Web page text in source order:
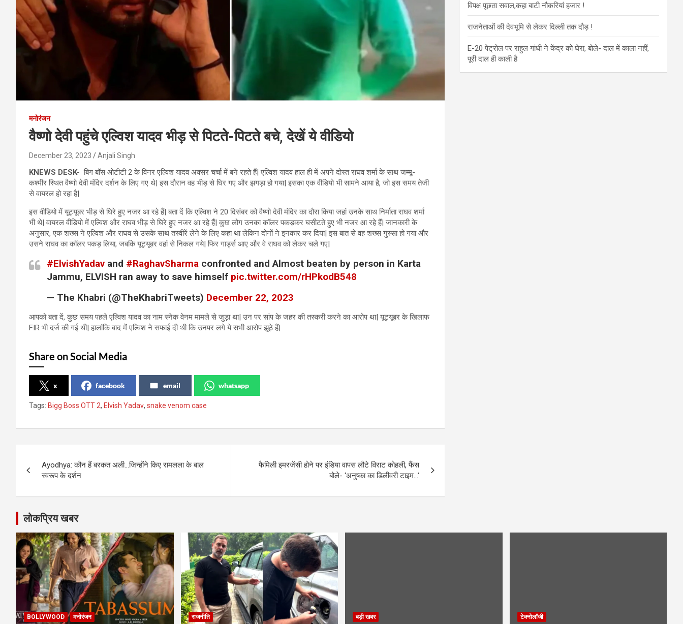
मनोरंजन
वैष्णो देवी पहुंचे एल्विश यादव भीड़ से पिटते-पिटते बचे, देखें ये वीडियो
December 23, 2023 Anjali Singh
KNEWS DESK- बिग बॉस ओटीटी 2 के विनर एल्विश यादव अक्सर चर्चा में बने रहते हैं| एल्विश यादव हाल ही में अपने दोस्त राघव शर्मा के साथ जम्मू-
कश्मीर स्थित वैष्णो देवी मंदिर दर्शन के लिए गए थे| इस दौरान वह भीड़ से घिर गए और झगड़ा हो गया| इसका एक वीडियो भी सामने आया है, जो इस समय तेजी
से वायरल हो रहा है|
इस वीडियो में यूट्यूबर भीड़ से घिरे हुए नजर आ रहे हैं| बता दें कि एल्विश ने 20 दिसंबर को वैष्णो देवी मंदिर का दौरा किया जहां उनके साथ निर्माता राघव शर्मा
भी थे| वायरल वीडियो में एल्विश और राघव भीड़ से घिरे हुए नजर आ रहे हैं| कुछ लोग उनका कॉलर पकड़कर घसीटते हुए भी नजर आ रहे हैं| जानकारी के
अनुसार, एक शख्स ने एल्विश और राघव से उसके साथ तस्वीरें लेने के लिए कहा था लेकिन दोनों ने इनकार कर दिया| इस बात से वह शख्स गुस्सा हो गया और
उसने राघव का कॉलर पकड़ लिया, जबकि यूट्यूबर वहां से निकल गये| फिर गार्ड्स आए और वे राघव को लेकर चले गए|
#ElvishYadav and #RaghavSharma confronted and Almost beaten by person in Karta
Jammu, ELVISH ran away to save himself pic.twitter.com/rHPkodB548
— The Khabri (@TheKhabriTweets) December 22, 2023
आपको बता दें, कुछ समय पहले एल्विश यादव का नाम स्नेक वेनम मामले से जुड़ा था| उन पर सांप के जहर की तस्करी करने का आरोप था| यूट्यूबर के खिलाफ
FIR भी दर्ज की गई थी| हालांकि बाद में एल्विश ने सफाई दी थी कि उनपर लगे ये सभी आरोप झूठे हैं|
Share on Social Media
x facebook email whatsapp
Tags: Bigg Boss OTT 2, Elvish Yadav, snake venom case
navigation
Ayodhya: कौन हैं बरकत अली…जिन्होंने किए रामलला के बाल
स्वरूप के दर्शन
फैमिली इमरजेंसी होने पर इंडिया वापस लौटे विराट कोहली, फैंस
बोले- ‘अनुष्का का डिलीवरी टाइम…’
विपक्ष पूछता सवाल,कहा बाटी नौकरियां हजार !
राजनेताओं की देवभूमि से लेकर दिल्ली तक दौड़ !
E-20 पेट्रोल पर राहुल गांधी ने केंद्र को घेरा, बोले- दाल में काला नहीं,
पूरी दाल ही काली है
लोकप्रिय खबर
BOLLYWOOD मनोरंजन राजनीति बड़ी खबर टेक्नोलॉजी